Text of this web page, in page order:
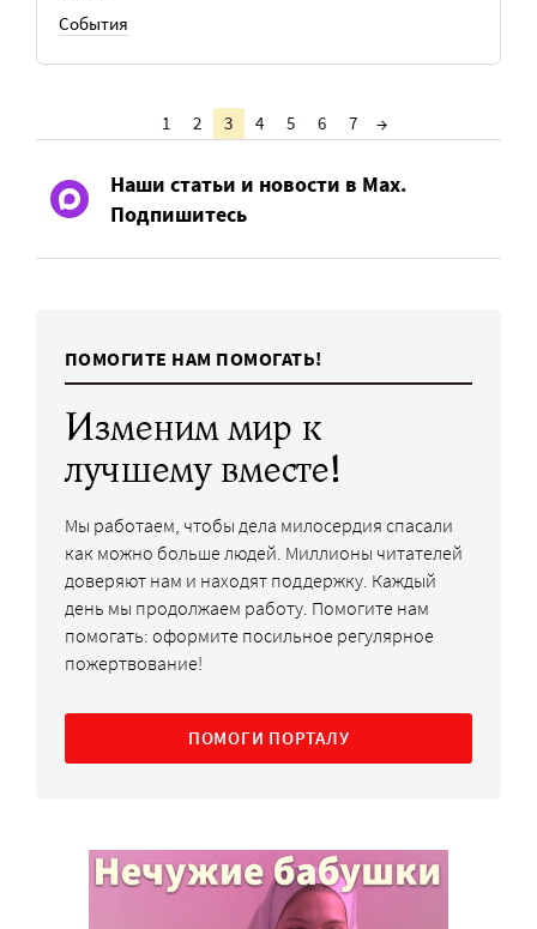
События
1 2 3 4 5 6 7 →
Наши статьи и новости в Max.
Подпишитесь
ПОМОГИТЕ НАМ ПОМОГАТЬ!
Изменим мир к
лучшему вместе!
Мы работаем, чтобы дела милосердия спасали
как можно больше людей. Миллионы читателей
доверяют нам и находят поддержку. Каждый
день мы продолжаем работу. Помогите нам
помогать: оформите посильное регулярное
пожертвование!
ПОМОГИ ПОРТАЛУ